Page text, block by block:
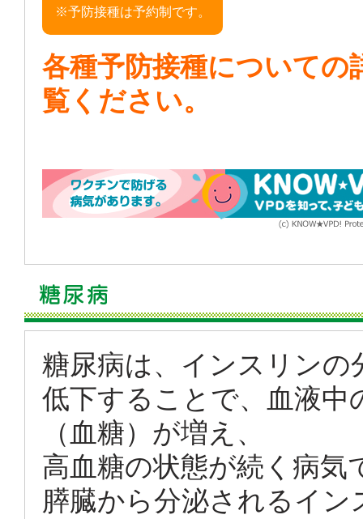
※予防接種は予約制です。
各種予防接種についての
覧ください。
糖尿病は、インスリンの
低下することで、血液中
（血糖）が増え、
高血糖の状態が続く病気
膵臓から分泌されるイン